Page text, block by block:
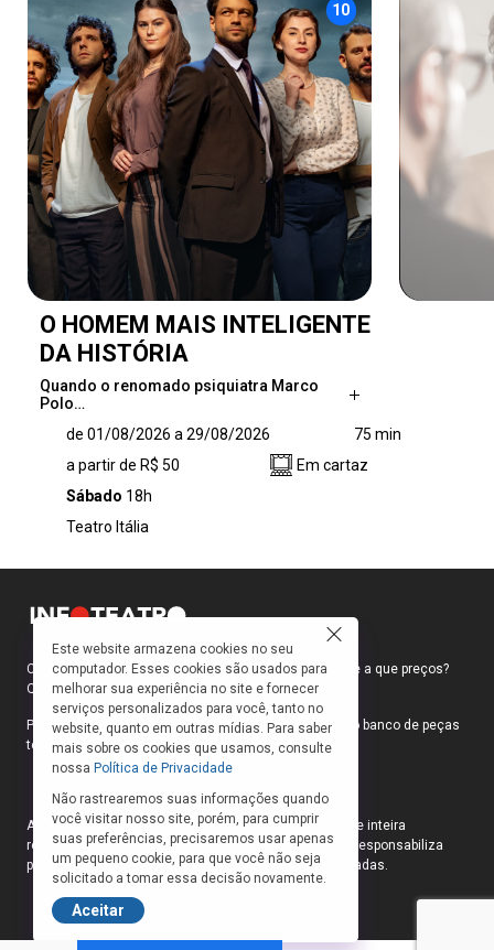
10
O HOMEM MAIS INTELIGENTE
DA HISTÓRIA
Quando o renomado psiquiatra Marco
Polo…
a Jerusalém participar de uma reunião na
ONU, ele é desafiado a estudar a mente do
homem mais famoso da história: Jesus.
mesa-redonda, composta por brilhantes
profissionais para analisar a mente de Jesus
sob os ângulos da ciência e, não, da religião. A
partir disso, o personagem começa uma
jornada épica para saber se Jesus era um
mestre em ter autocontrole, gerir sua emoção,
trabalhar perdas e frustrações, libertar sua
criatividade e formar pensadores. Ao estudar
a mente de Jesus, Marco Polo surpreende os
demais participantes da pesquisa, que ficam
admirados diante do inexplicável.
de 01/08/2026 a 29/08/2026
75 min
a partir de R$ 50
Em cartaz
Sábado 18h
Teatro Itália
Como faço para ir ao teatro? Onde compro ingressos e a que preços?
Quais peças estão em cartaz?
Para responder a essas e outras perguntas, criamos o banco de peças
teatrais do INFOTEATRO.
As informações das peças cadastradas no site são de inteira
responsabilidade das produções. O Infoteatro não se responsabiliza
pela atualização das informações das peças cadastradas.
Este website armazena cookies no seu
computador. Esses cookies são usados para
melhorar sua experiência no site e fornecer
serviços personalizados para você, tanto no
website, quanto em outras mídias. Para saber
mais sobre os cookies que usamos, consulte
nossa Política de Privacidade
Não rastrearemos suas informações quando
você visitar nosso site, porém, para cumprir
suas preferências, precisaremos usar apenas
um pequeno cookie, para que você não seja
solicitado a tomar essa decisão novamente.
Aceitar